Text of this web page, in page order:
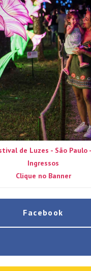
de Luzes - São Paulo
Ingressos
Clique no Banner
Facebook